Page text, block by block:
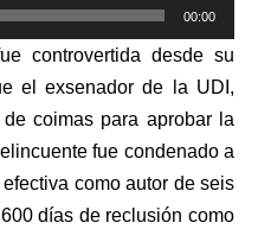
00:00
controvertida desde su
el exsenador de la UDI,
coimas para aprobar la
fue condenado a
como autor de seis
días de reclusión como